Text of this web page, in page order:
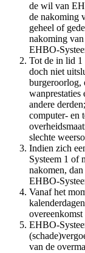
de wil van
de nakoming
geheel of
nakoming
EHBO-
Tot de in lid 1
doch niet
burgeroorlog,
wanprestaties
andere
computer- en
slechte
Indien zich
Systeem 1 of
nakomen,
EHBO-
Vanaf het
EHBO-
van de